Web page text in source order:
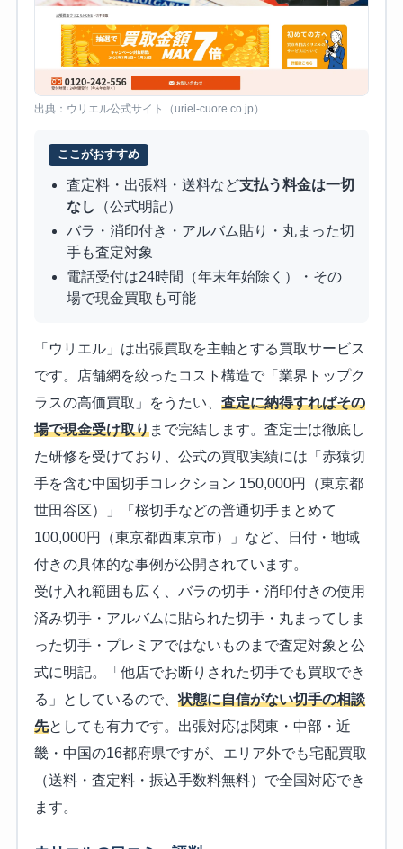
出典：ウリエル公式サイト（uriel-cuore.co.jp）
ここがおすすめ
査定料・出張料・送料など支払う料金は一切
なし
（公式明記）
バラ・消印付き・アルバム貼り・丸まった切
手も査定対象
電話受付は24時間（年末年始除く）・その
場で現金買取も可能
「ウリエル」は出張買取を主軸とする買取サービス
です。店舗網を絞ったコスト構造で「業界トップク
ラスの高価買取」をうたい、 査定に納得すればその
場で現金受け取りまで完結します。査定士は徹底し
た研修を受けており、公式の買取実績には「赤猿切
手を含む中国切手コレクション 150,000円（東京都
世田谷区）」「桜切手などの普通切手まとめて
100,000円（東京都西東京市）」など、日付・地域
付きの具体的な事例が公開されています。
受け入れ範囲も広く、バラの切手・消印付きの使用
済み切手・アルバムに貼られた切手・丸まってしま
った切手・プレミアではないものまで査定対象と公
式に明記。「他店でお断りされた切手でも買取でき
る」としているので、状態に自信がない切手の相談
先としても有力です。出張対応は関東・中部・近
畿・中国の16都府県ですが、エリア外でも宅配買取
（送料・査定料・振込手数料無料）で全国対応でき
ます。